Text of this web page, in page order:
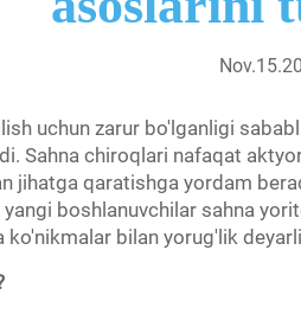
uchun zarur bo'lganligi
Sahna chiroqlari nafaqat
jihatga qaratishga yordam
boshlanuvchilar sahna
bilan yorug'lik